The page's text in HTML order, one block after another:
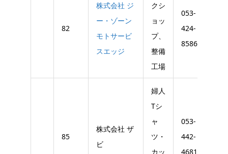
82
株式会社 ジ
ー・ゾーン
モトサービ
スエッジ
クシ
ョッ
プ、
整備
工場
053-
424-
8586
85
株式会社 ザ
ビ
婦人
Tシ
ャ
ツ・
カッ
053-
442-
4681